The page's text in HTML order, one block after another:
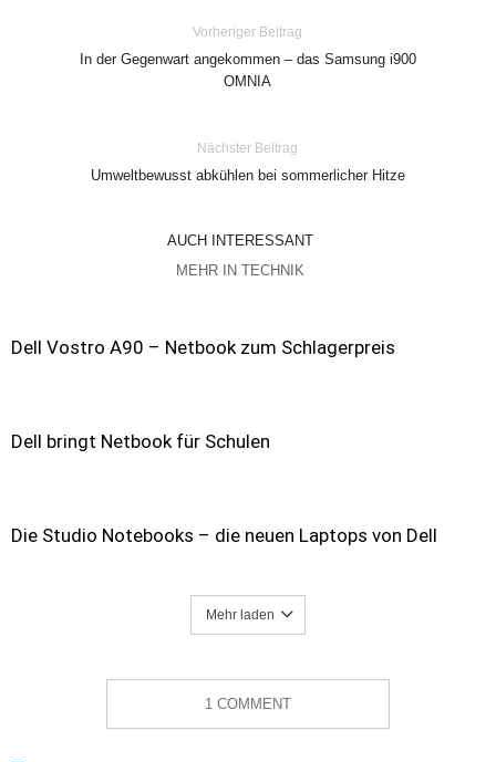
Vorheriger Beitrag
In der Gegenwart angekommen – das Samsung i900
OMNIA
Nächster Beitrag
Umweltbewusst abkühlen bei sommerlicher Hitze
AUCH INTERESSANT
MEHR IN TECHNIK
Dell Vostro A90 – Netbook zum Schlagerpreis
Dell bringt Netbook für Schulen
Die Studio Notebooks – die neuen Laptops von Dell
Mehr laden
1 COMMENT